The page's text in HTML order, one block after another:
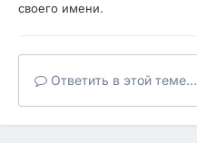
своего имени.
Ответить в этой теме...